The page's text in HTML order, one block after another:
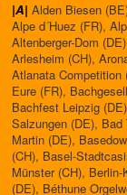
|A| Alden Biesen
Alpe d´Huez (FR),
Altenberger-Dom
Arlesheim (CH),
Atlanata Competition
Eure (FR),
Bachfest Leipzig
Salzungen (DE),
Martin (DE),
(CH), Basel-
Münster (CH),
(DE), Béthune